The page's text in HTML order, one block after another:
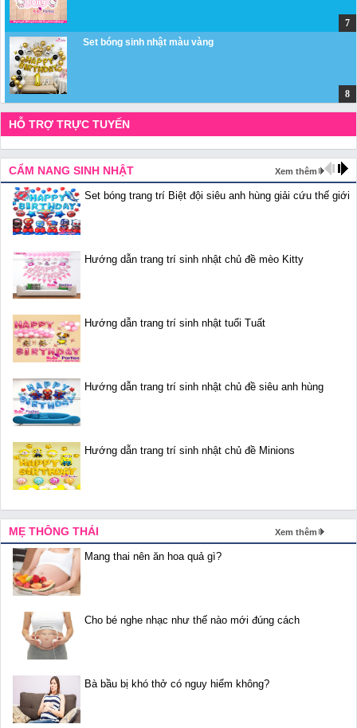
Set bóng sinh nhật màu vàng
HỖ TRỢ TRỰC TUYẾN
CẨM NANG SINH NHẬT Xem thêm
Set bóng trang trí Biệt đội siêu anh hùng giải cứu thế giới
Hướng dẫn trang trí sinh nhật chủ đề mèo Kitty
Hướng dẫn trang trí sinh nhật tuổi Tuất
Hướng dẫn trang trí sinh nhật chủ đề siêu anh hùng
Hướng dẫn trang trí sinh nhật chủ đề Minions
MẸ THÔNG THÁI Xem thêm
Mang thai nên ăn hoa quả gì?
Cho bé nghe nhạc như thế nào mới đúng cách
Bà bầu bị khó thở có nguy hiểm không?